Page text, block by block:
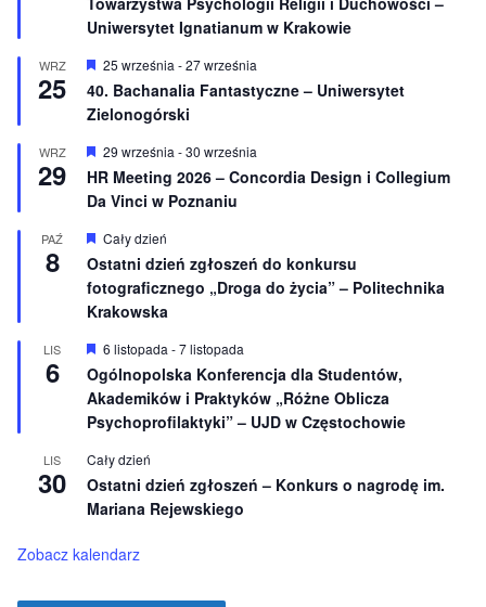
n
e
ó
ż
n
i
o
n
e
Uniwersytet Ignatianum w Krakowie
WRZ
25
W
r
ó
n
i
o
n
25 września -27 września
40. Bachanalia Fantastyczne – Uniwersytet
Zielonogórski
WRZ
29
W
y
r
ó
n
o
n
e
29 września -30 września
HR Meeting 2026 – Concordia Design i Collegium
Da Vinci w Poznaniu
PAŹ
8
W
r
ó
ż
n
i
o
n
e
Cały dzień
Ostatni dzień zgłoszeń do konkursu
fotograficznego „Droga do życia” – Politechnika
Krakowska
LIS
6
W
r
ó
ż
n
o
n
e
6 listopada -7 listopada
Ogólnopolska Konferencja dla Studentów,
Akademików i Praktyków „Różne Oblicza
Psychoprofilaktyki” – UJD w Częstochowie
LIS
30
Cały dzień
Ostatni dzień zgłoszeń – Konkurs o nagrodę im.
Mariana Rejewskiego
Zobacz kalendarz